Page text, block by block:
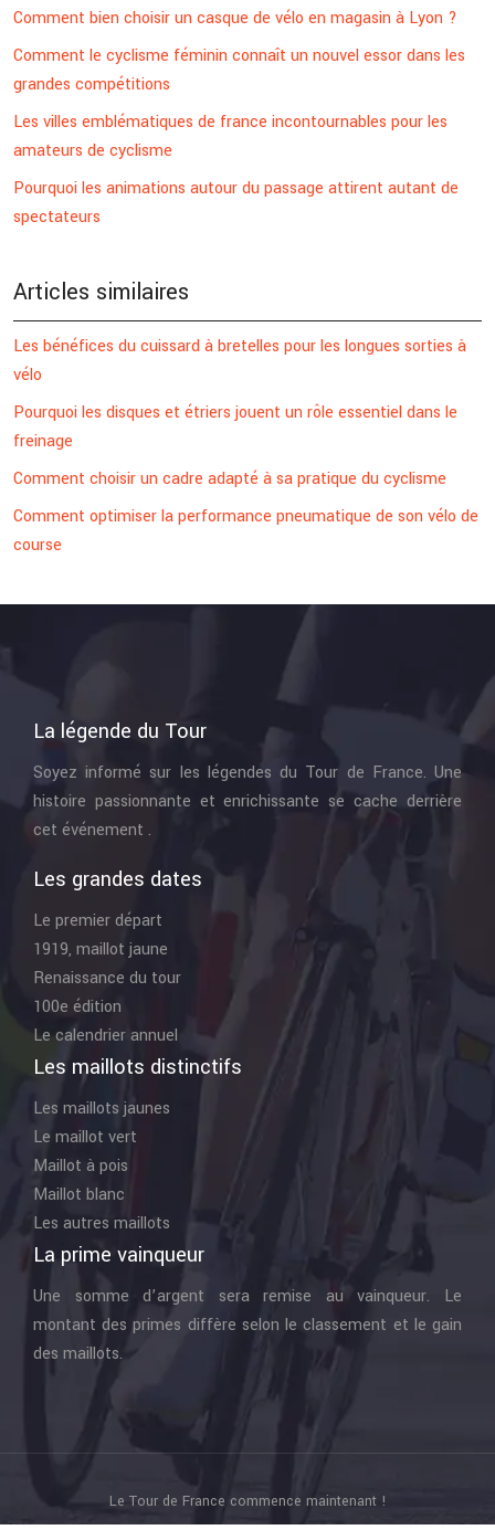
Comment bien choisir un casque de vélo en magasin à Lyon ?
Comment le cyclisme féminin connaît un nouvel essor dans les
grandes compétitions
Les villes emblématiques de france incontournables pour les
amateurs de cyclisme
Pourquoi les animations autour du passage attirent autant de
spectateurs
Articles similaires
Les bénéfices du cuissard à bretelles pour les longues sorties à
vélo
Pourquoi les disques et étriers jouent un rôle essentiel dans le
freinage
Comment choisir un cadre adapté à sa pratique du cyclisme
Comment optimiser la performance pneumatique de son vélo de
course
La légende du Tour
Soyez informé sur les légendes du Tour de France. Une
histoire passionnante et enrichissante se cache derrière
cet événement .
Les grandes dates
Le premier départ
1919, maillot jaune
Renaissance du tour
100e édition
Le calendrier annuel
Les maillots distinctifs
Les maillots jaunes
Le maillot vert
Maillot à pois
Maillot blanc
Les autres maillots
La prime vainqueur
Une somme d’argent sera remise au vainqueur. Le
montant des primes diffère selon le classement et le gain
des maillots.
Le Tour de France commence maintenant !